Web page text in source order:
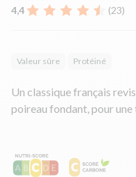
4,4 (23)
Valeur sûre Protéiné
Un classique français
poireau fondant, pour une